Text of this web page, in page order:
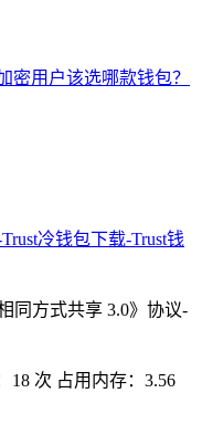
密用户该选哪款钱包？
冷钱包下载-Trust钱
同方式共享 3.0》协议-
18 次 占用内存：3.56